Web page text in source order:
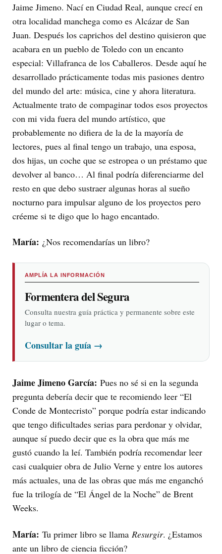
Jaime Jimeno. Nací en Ciudad Real, aunque crecí en
otra localidad manchega como es Alcázar de San
Juan. Después los caprichos del destino quisieron que
acabara en un pueblo de Toledo con un encanto
especial: Villafranca de los Caballeros. Desde aquí he
desarrollado prácticamente todas mis pasiones dentro
del mundo del arte: música, cine y ahora literatura.
Actualmente trato de compaginar todos esos proyectos
con mi vida fuera del mundo artístico, que
probablemente no difiera de la de la mayoría de
lectores, pues al final tengo un trabajo, una esposa,
dos hijas, un coche que se estropea o un préstamo que
devolver al banco… Al final podría diferenciarme del
resto en que debo sustraer algunas horas al sueño
nocturno para impulsar alguno de los proyectos pero
créeme si te digo que lo hago encantado.
María: ¿Nos recomendarías un libro?
AMPLÍA LA INFORMACIÓN
Formentera del Segura
Consulta nuestra guía práctica y permanente sobre este
lugar o tema.
Consultar la guía →
Jaime Jimeno García: Pues no sé si en la segunda
pregunta debería decir que te recomiendo leer “El
Conde de Montecristo” porque podría estar indicando
que tengo dificultades serias para perdonar y olvidar,
aunque sí puedo decir que es la obra que más me
gustó cuando la leí. También podría recomendar leer
casi cualquier obra de Julio Verne y entre los autores
más actuales, una de las obras que más me enganchó
fue la trilogía de “El Ángel de la Noche” de Brent
Weeks.
María: Tu primer libro se llama Resurgir. ¿Estamos
ante un libro de ciencia ficción?